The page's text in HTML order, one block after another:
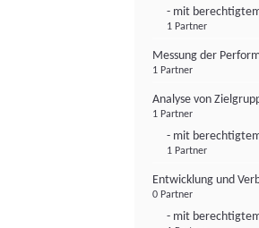
- mit
1 Partner
Messung der
1 Partner
Analyse von
1 Partner
- mit
1 Partner
Entwicklung und
0 Partner
- mit